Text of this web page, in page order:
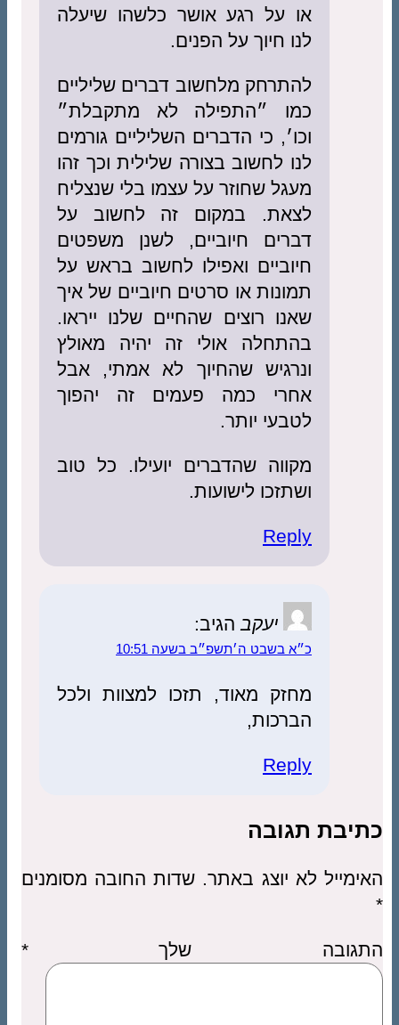
או על רגע אושר כלשהו שיעלה
לנו חיוך על הפנים.
להתרחק מלחשוב דברים שליליים
כמו ״התפילה לא מתקבלת״
וכו׳, כי הדברים השליליים גורמים
לנו לחשוב בצורה שלילית וכך זהו
מעגל שחוזר על עצמו בלי שנצליח
לצאת. במקום זה לחשוב על
דברים חיוביים, לשנן משפטים
חיוביים ואפילו לחשוב בראש על
תמונות או סרטים חיוביים של איך
שאנו רוצים שהחיים שלנו ייראו.
בהתחלה אולי זה יהיה מאולץ
ונרגיש שהחיוך לא אמתי, אבל
אחרי כמה פעמים זה יהפוך
לטבעי יותר.
מקווה שהדברים יועילו. כל טוב
ושתזכו לישועות.
Reply
יעקב הגיב:
כ״א בשבט ה׳תשפ״ב בשעה 10:51
מחזק מאוד, תזכו למצוות ולכל
הברכות,
Reply
כתיבת תגובה
האימייל לא יוצג באתר. שדות החובה מסומנים
*
התגובה שלך*